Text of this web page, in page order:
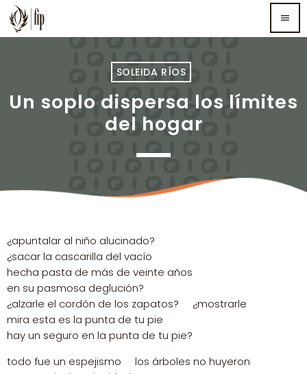
menu
Sorry, there is nothing for the moment.
SOLEIDA RÍOS
Un soplo dispersa los límites
del hogar
¿apuntalar al niño alucinado?
¿sacar la cascarilla del vacío
hecha pasta de más de veinte años
en su pasmosa deglución?
¿alzarle el cordón de los zapatos? ¿mostrarle
mira esta es la punta de tu pie
hay un seguro en la punta de tu pie?
todo fue un espejismo los árboles no huyeron